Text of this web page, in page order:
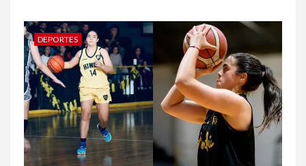
DEPORTES